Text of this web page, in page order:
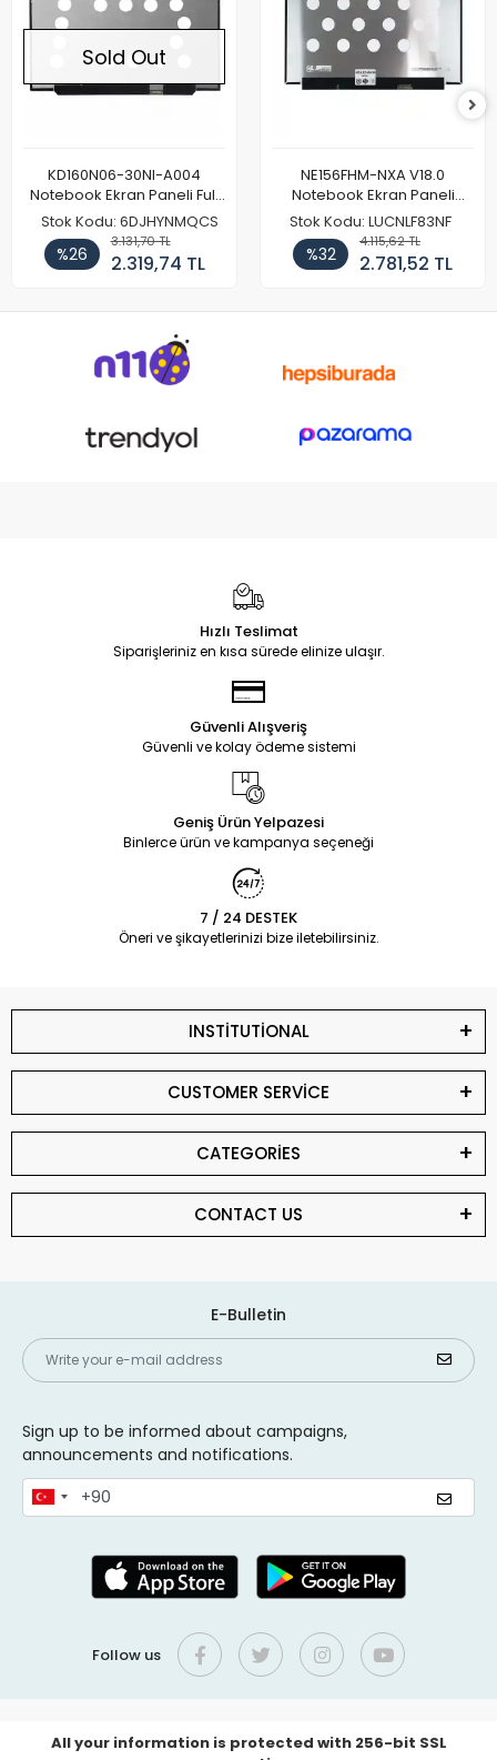
Sold Out
KD160N06-30NI-A004
Notebook Ekran Paneli Full
HD
Stok Kodu: 6DJHYNMQCS
%26
3.131,70 TL
2.319,74 TL
NE156FHM-NXA V18.0
Notebook Ekran Paneli
144Hz
Stok Kodu: LUCNLF83NF
%32
4.115,62 TL
2.781,52 TL
Hızlı Teslimat
Siparişleriniz en kısa sürede elinize ulaşır.
Güvenli Alışveriş
Güvenli ve kolay ödeme sistemi
Geniş Ürün Yelpazesi
Binlerce ürün ve kampanya seçeneği
7 / 24 DESTEK
Öneri ve şikayetlerinizi bize iletebilirsiniz.
INSTİTUTİONAL
CUSTOMER SERVİCE
CATEGORİES
CONTACT US
E-Bulletin
Sign up to be informed about campaigns,
announcements and notifications.
Follow us
All your information is protected with 256-bit SSL